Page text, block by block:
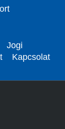
Jogi
Kapcsolat